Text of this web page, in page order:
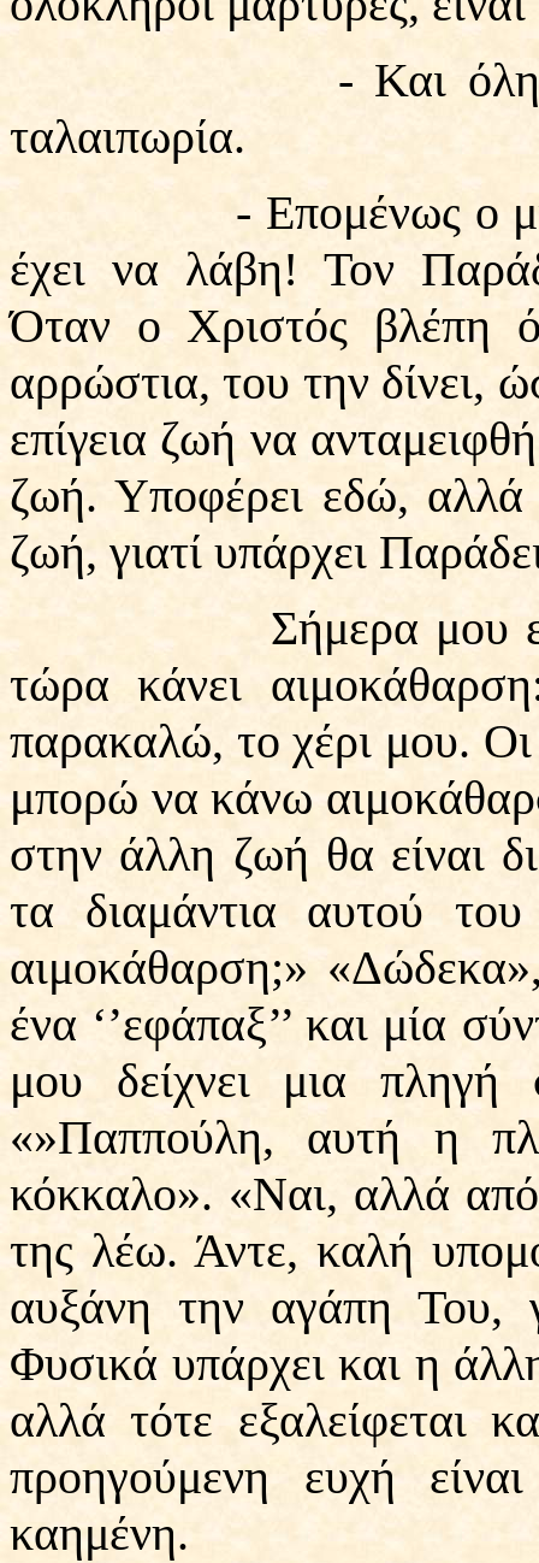
- Και όλη η ζωή
ταλαιπωρία.
- Επομένως ο
έχει να λάβη! Τον
Όταν ο Χριστός βλέπη
αρρώστια, του την δίνει,
επίγεια ζωή να
ζωή. Υποφέρει εδώ, αλλά
ζωή, γιατί υπάρχει
Σήμερα μου είπε
τώρα κάνει
παρακαλώ, το χέρι μου. Οι
μπορώ να κάνω
στην άλλη ζωή θα είναι
τα διαμάντια αυτού
αιμοκάθαρση;»
ένα ‘’εφάπαξ’’ και μία
μου δείχνει μια
«»Παππούλη, αυτή η
κόκκαλο». «Ναι, αλλά
της λέω. Άντε, καλή
αυξάνη την αγάπη Του,
Φυσικά υπάρχει και η
αλλά τότε εξαλείφεται
προηγούμενη ευχή
καημένη.